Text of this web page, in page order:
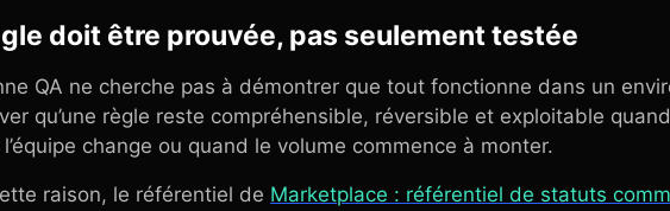
doit être prouvée, pas seulement testée
QA ne cherche pas à démontrer que tout fonctionne dans un
qu’une règle reste compréhensible, réversible et exploitable
change ou quand le volume commence à monter.
raison, le référentiel de Marketplace : référentiel de statuts